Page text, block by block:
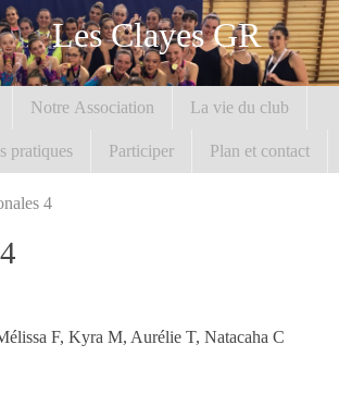
Les Clayes GR
Notre Association La vie du club
pratiques Participer Plan et contact
4
F, Kyra M, Aurélie T, Natacaha C
cookies